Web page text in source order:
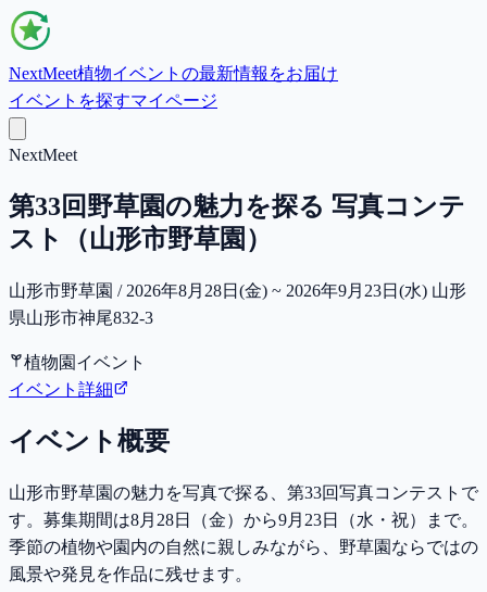
NextMeet植物イベントの最新情報をお届け
イベントを探すマイページ
NextMeet
第33回野草園の魅力を探る 写真コンテ
スト（山形市野草園）
山形市野草園 / 2026年8月28日(金) ~ 2026年9月23日(水) 山形
県山形市神尾832-3
植物園イベント
イベント詳細
イベント概要
山形市野草園の魅力を写真で探る、第33回写真コンテストで
す。募集期間は8月28日（金）から9月23日（水・祝）まで。
季節の植物や園内の自然に親しみながら、野草園ならではの
風景や発見を作品に残せます。